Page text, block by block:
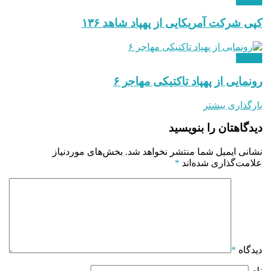
کپی شرکت آمریکایی از پهپاد شاهد ۱۳۶
رونمایی از پهپاد تاکتیکی مهاجر ۶
بارگذاری بیشتر
دیدگاهتان را بنویسید
نشانی ایمیل شما منتشر نخواهد شد. بخش‌های موردنیاز
علامت‌گذاری شده‌اند *
دیدگاه *